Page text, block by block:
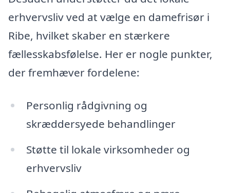
erhvervsliv ved at vælge en damefrisør i
Ribe, hvilket skaber en stærkere
fællesskabsfølelse. Her er nogle punkter,
der fremhæver fordelene:
Personlig rådgivning og
skræddersyede behandlinger
Støtte til lokale virksomheder og
erhvervsliv